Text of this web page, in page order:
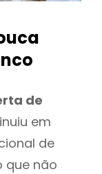
de
em
de
que não